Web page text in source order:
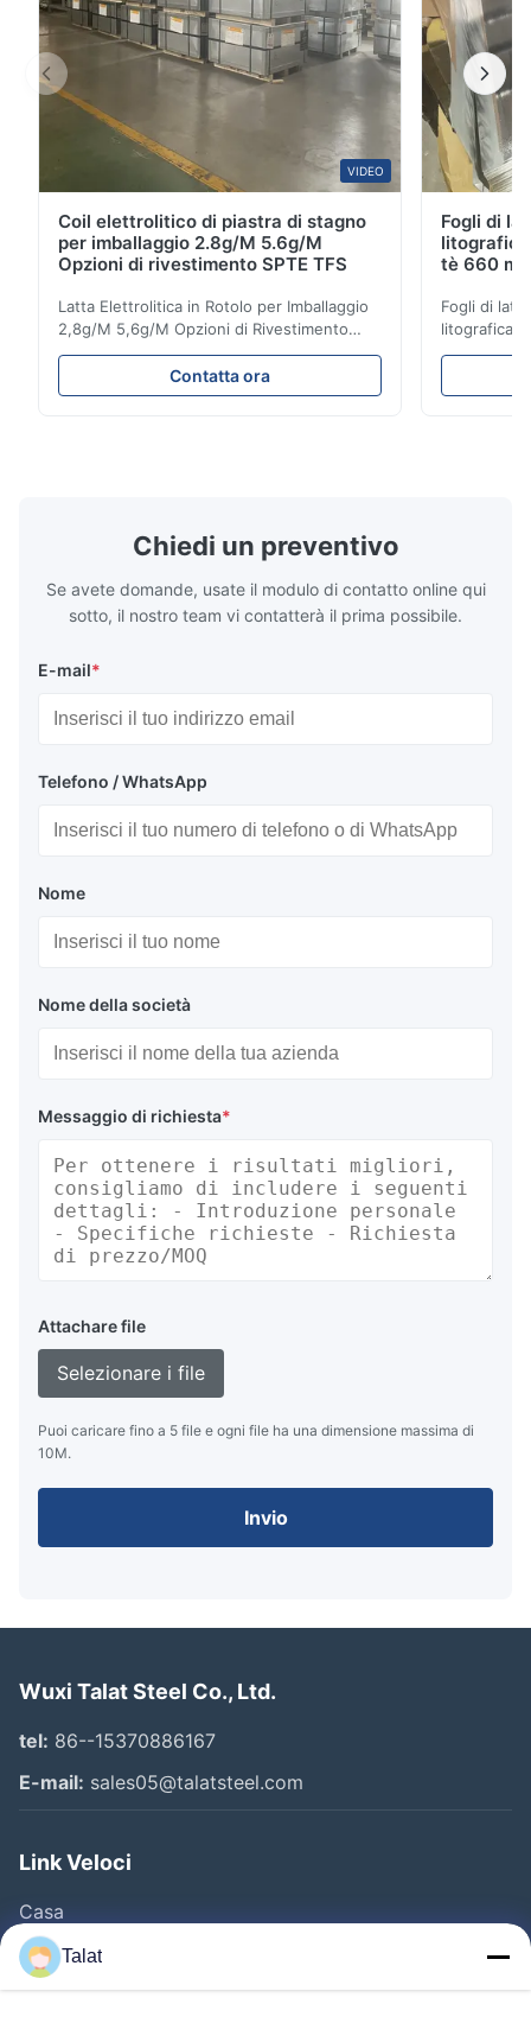
VIDEO
Coil elettrolitico di piastra di stagno
per imballaggio 2.8g/M 5.6g/M
Opzioni di rivestimento SPTE TFS
Latta Elettrolitica in Rotolo per Imballaggio
2,8g/M 5,6g/M Opzioni di Rivestimento
SPTE TFS Latta Elettrolitica in Rotolo per
Imballaggio - Opzioni di Rivestimento
2,8/2,8 e 5,6/5,6 g/m SPTE TFS La Latta
Contatta ora
Fogli di
tè 660
Fogli di
litografica
mm 929
Chiedi un preventivo
Se avete domande, usate il modulo di contatto online qui
sotto, il nostro team vi contatterà il prima possibile.
E-mail*
Telefono / WhatsApp
Nome
Nome della società
Messaggio di richiesta*
Attachare file
Selezionare i file
Puoi caricare fino a 5 file e ogni file ha una dimensione massima di
10M.
Invio
Wuxi Talat Steel Co., Ltd.
tel: 86--15370886167
E-mail: sales05@talatsteel.com
Link Veloci
Casa
Prodotti
Chi Siamo
Talat